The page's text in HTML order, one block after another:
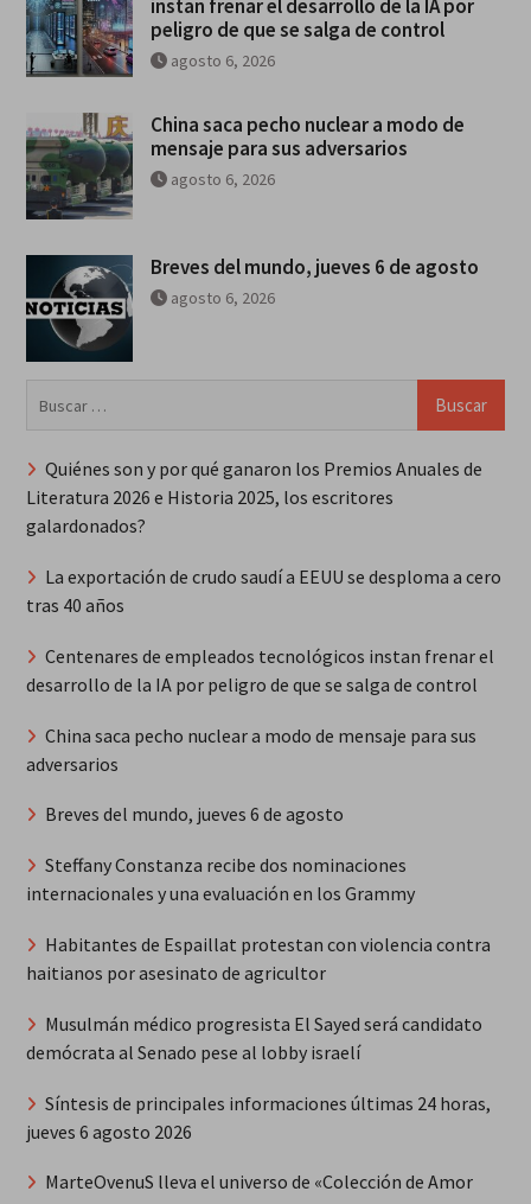
instan frenar el desarrollo de la IA por
peligro de que se salga de control
agosto 6, 2026
China saca pecho nuclear a modo de
mensaje para sus adversarios
agosto 6, 2026
Breves del mundo, jueves 6 de agosto
agosto 6, 2026
Quiénes son y por qué ganaron los Premios Anuales de
Literatura 2026 e Historia 2025, los escritores
galardonados?
La exportación de crudo saudí a EEUU se desploma a cero
tras 40 años
Centenares de empleados tecnológicos instan frenar el
desarrollo de la IA por peligro de que se salga de control
China saca pecho nuclear a modo de mensaje para sus
adversarios
Breves del mundo, jueves 6 de agosto
Steffany Constanza recibe dos nominaciones
internacionales y una evaluación en los Grammy
Habitantes de Espaillat protestan con violencia contra
haitianos por asesinato de agricultor
Musulmán médico progresista El Sayed será candidato
demócrata al Senado pese al lobby israelí
Síntesis de principales informaciones últimas 24 horas,
jueves 6 agosto 2026
MarteOvenuS lleva el universo de «Colección de Amor